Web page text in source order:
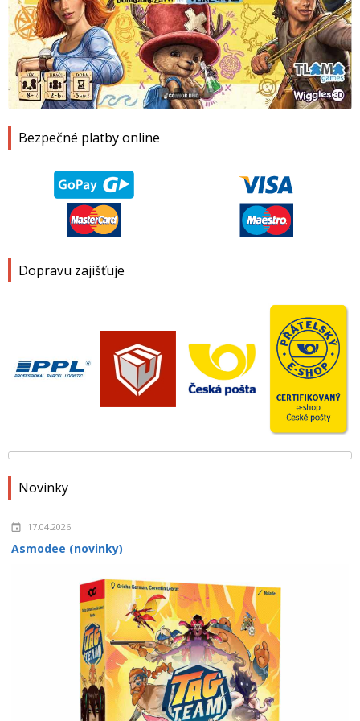
Bezpečné platby online
Dopravu zajišťuje
Novinky
17.04.2026
Asmodee (novinky)